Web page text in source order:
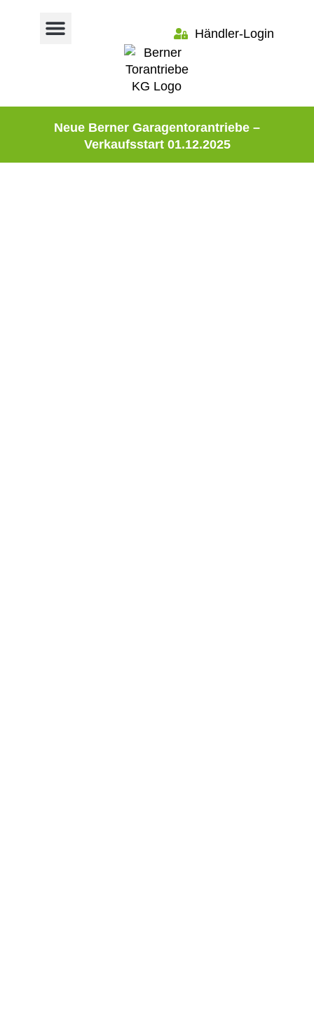
Händler-Login
Neue Berner Garagentorantriebe –
Verkaufsstart 01.12.2025